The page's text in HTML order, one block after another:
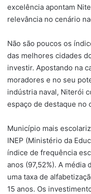
excelência apontam
relevância no cenário
Não são poucos os
das melhores cidades
investir. Apostando na
moradores e no seu
indústria naval, Niterói
espaço de destaque no
Município mais
INEP (Ministério da
índice de frequência
anos (97,52%). A média
uma taxa de
15 anos. Os